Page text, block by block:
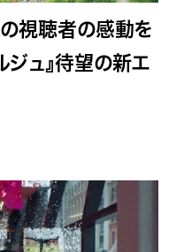
の視聴者の感動を
ジュ』待望の新エ